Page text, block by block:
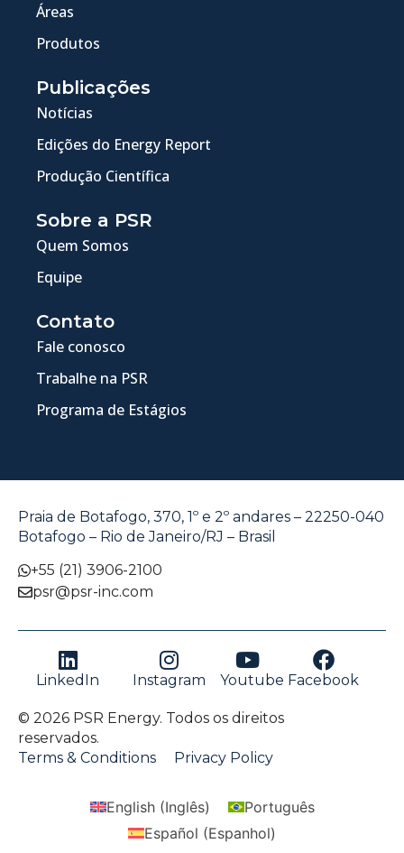
Áreas
Produtos
Publicações
Notícias
Edições do Energy Report
Produção Científica
Sobre a PSR
Quem Somos
Equipe
Contato
Fale conosco
Trabalhe na PSR
Programa de Estágios
Praia de Botafogo, 370, 1º e 2º andares – 22250-040
Botafogo – Rio de Janeiro/RJ – Brasil
+55 (21) 3906-2100
psr@psr-inc.com
LinkedIn Instagram Youtube Facebook
© 2026 PSR Energy. Todos os direitos
reservados.
Terms & Conditions
Privacy Policy
English(Inglês)
Português
Español (Espanhol)